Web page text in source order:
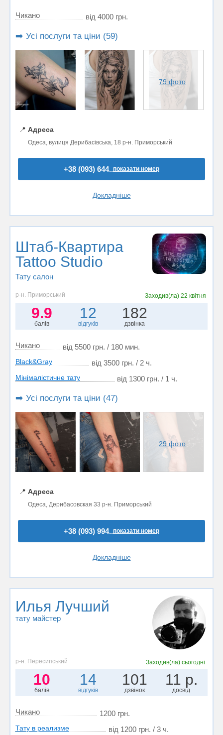
Чикано від 4000 грн.
➡️ Усі послуги та ціни (59)
79 фото
📍 Адреса
Одеса, вулиця Дерибасівська, 18 р-н. Приморський
+38 (093) 644..показати номер
Докладніше
Штаб-Квартира
Tattoo Studio
Тату салон
р-н. Приморський Заходив(ла)22 квітня
9.9
балів
12
відгуків
182
дзвінка
Чикано від 5500 грн. / 180 мин.
Black&Gray від 3500 грн. / 2 ч.
Мінімалістичне тату від 1300 грн. / 1 ч.
➡️ Усі послуги та ціни (47)
29 фото
📍 Адреса
Одеса, Дерибасовская 33 р-н. Приморський
+38 (093) 994..показати номер
Докладніше
Илья Лучший
тату майстер
р-н. Пересипський Заходив(ла)сьогодні
10
балів
14
відгуків
101
дзвінок
11 р.
досвід
Чикано 1200 грн.
Тату в реализме від 1200 грн. / 3 ч.